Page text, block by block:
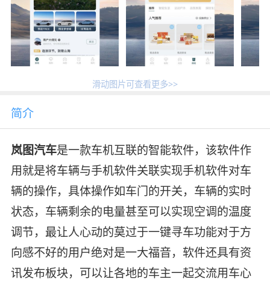
滑动图片可查看更多>>
简介
岚图汽车是一款车机互联的智能软件，该软件作
用就是将车辆与手机软件关联实现手机软件对车
辆的操作，具体操作如车门的开关，车辆的实时
状态，车辆剩余的电量甚至可以实现空调的温度
调节，最让人心动的莫过于一键寻车功能对于方
向感不好的用户绝对是一大福音，软件还具有资
讯发布板块，可以让各地的车主一起交流用车心